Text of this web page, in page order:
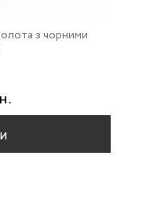
з чорними